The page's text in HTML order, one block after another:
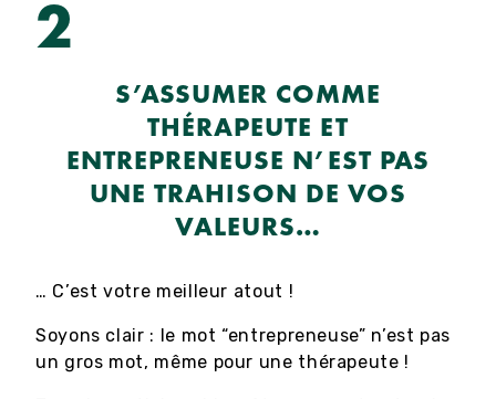
2
S’ASSUMER COMME
THÉRAPEUTE ET
ENTREPRENEUSE N’EST PAS
UNE TRAHISON DE VOS
VALEURS…
… C’est votre meilleur atout !
Soyons clair : le mot “entrepreneuse” n’est pas
un gros mot, même pour une thérapeute !